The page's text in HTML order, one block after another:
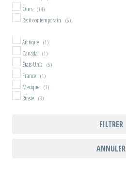
Ours (14)
Récit contemporain (6)
Arctique (1)
Canada (1)
États-Unis (5)
France (1)
Mexique (1)
Russie (3)
FILTRER
ANNULER